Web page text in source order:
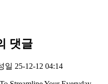
댓글
일 25-12-12 04:14